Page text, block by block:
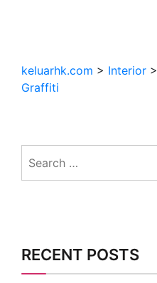
keluarhk.com > Interior >
Graffiti
for:
RECENT POSTS